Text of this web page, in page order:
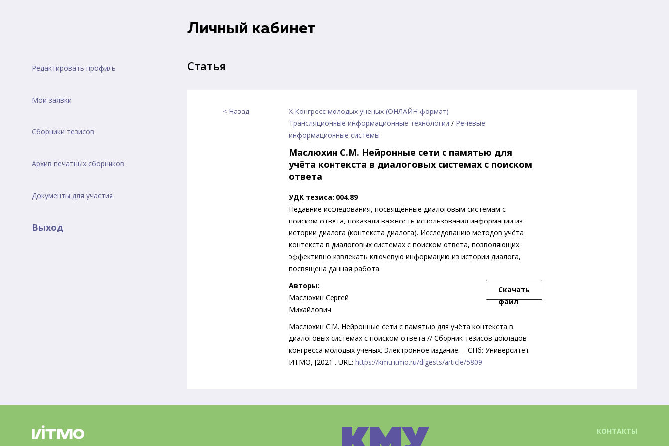
Редактировать профиль
Мои заявки
Сборники тезисов
Архив печатных сборников
Документы для участия
Выход
Личный кабинет
Статья
< Назад
X Конгресс молодых ученых (ОНЛАЙН формат)
Трансляционные информационные технологии / Речевые
информационные системы
Маслюхин С.М. Нейронные сети с памятью для
учёта контекста в диалоговых системах с поиском
ответа
УДК тезиса: 004.89
Недавние исследования, посвящённые диалоговым системам с
поиском ответа, показали важность использования информации из
истории диалога (контекста диалога). Исследованию методов учёта
контекста в диалоговых системах с поиском ответа, позволяющих
эффективно извлекать ключевую информацию из истории диалога,
посвящена данная работа.
Авторы:
Маслюхин Сергей
Михайлович
Скачать
файл
Маслюхин С.М. Нейронные сети с памятью для учёта контекста в
диалоговых системах с поиском ответа // Сборник тезисов докладов
конгресса молодых ученых. Электронное издание. – СПб: Университет
ИТМО, [2021]. URL: https://kmu.itmo.ru/digests/article/5809
КОНТАКТЫ